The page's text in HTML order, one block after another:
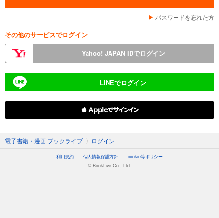
パスワードを忘れた方
その他のサービスでログイン
Yahoo! JAPAN IDでログイン
LINEでログイン
 Appleでサインイン
電子書籍・漫画 ブックライブ 〉 ログイン
利用規約 個人情報保護方針
cookie等ポリシー
© BookLive Co., Ltd.